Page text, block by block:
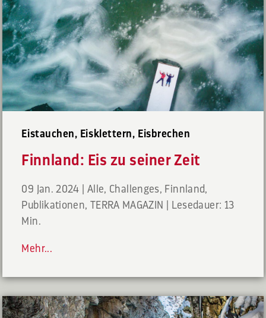
Eistauchen, Eisklettern, Eisbrechen
Finnland: Eis zu seiner Zeit
09 Jan. 2024 Alle Challenges Finnland
Publikationen TERRA MAGAZIN
Lesedauer: 13
Min.
Mehr...